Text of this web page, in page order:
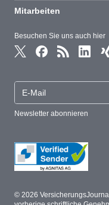
Besuchen Sie uns auch hier
Newsletter abonnieren
Mitarbeiten
© 2026